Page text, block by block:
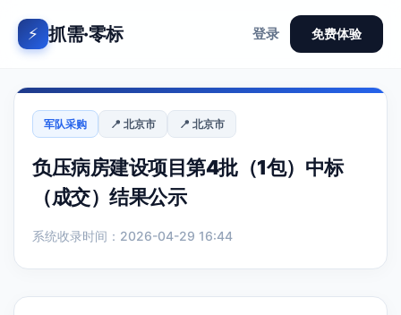
⚡ 抓需·零标 登录 免费体验
军队采购 📍 北京市 📍 北京市
负压病房建设项目第4批（1包）中标
（成交）结果公示
系统收录时间：2026-04-29 16:44